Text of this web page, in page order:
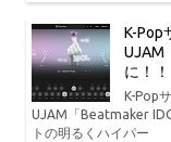
K-Pop
UJAM
に！！
K-Pop
UJAM「Beatmaker
トの明るくハイパー